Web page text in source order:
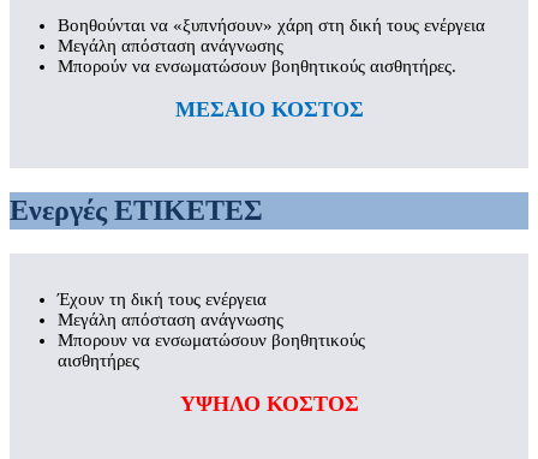
Βοηθούνται να «ξυπνήσουν» χάρη στη δική τους ενέργεια
Μεγάλη απόσταση ανάγνωσης
Μπορούν να ενσωματώσουν βοηθητικούς αισθητήρες.
ΜΕΣΑΙΟ ΚΟΣΤΟΣ
Ενεργές ΕΤΙΚΕΤΕΣ
Έχουν τη δική τους ενέργεια
Μεγάλη απόσταση ανάγνωσης
Μπορουν να ενσωματώσουν βοηθητικούς
αισθητήρες
ΥΨΗΛΟ ΚΟΣΤΟΣ